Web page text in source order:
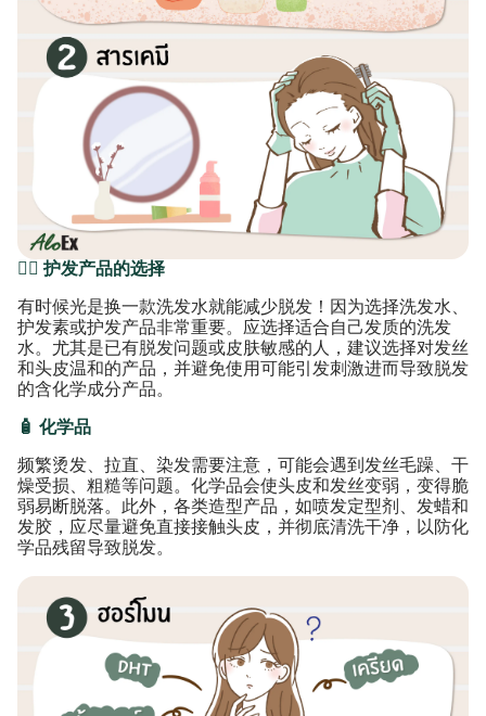
🧖‍♀ 护发产品的选择
有时候光是换一款洗发水就能减少脱发！因为选择洗发水、
护发素或护发产品非常重要。应选择适合自己发质的洗发
水。尤其是已有脱发问题或皮肤敏感的人，建议选择对发丝
和头皮温和的产品，并避免使用可能引发刺激进而导致脱发
的含化学成分产品。
🧴 化学品
频繁烫发、拉直、染发需要注意，可能会遇到发丝毛躁、干
燥受损、粗糙等问题。化学品会使头皮和发丝变弱，变得脆
弱易断脱落。此外，各类造型产品，如喷发定型剂、发蜡和
发胶，应尽量避免直接接触头皮，并彻底清洗干净，以防化
学品残留导致脱发。